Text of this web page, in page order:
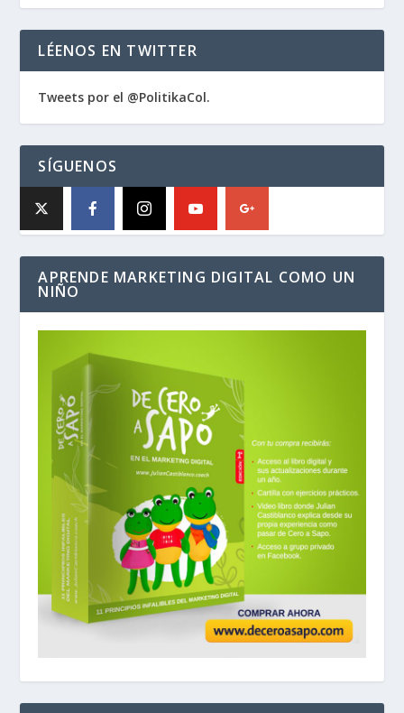
LÉENOS EN TWITTER
Tweets por el @PolitikaCol.
SÍGUENOS
APRENDE MARKETING DIGITAL COMO UN
NIÑO